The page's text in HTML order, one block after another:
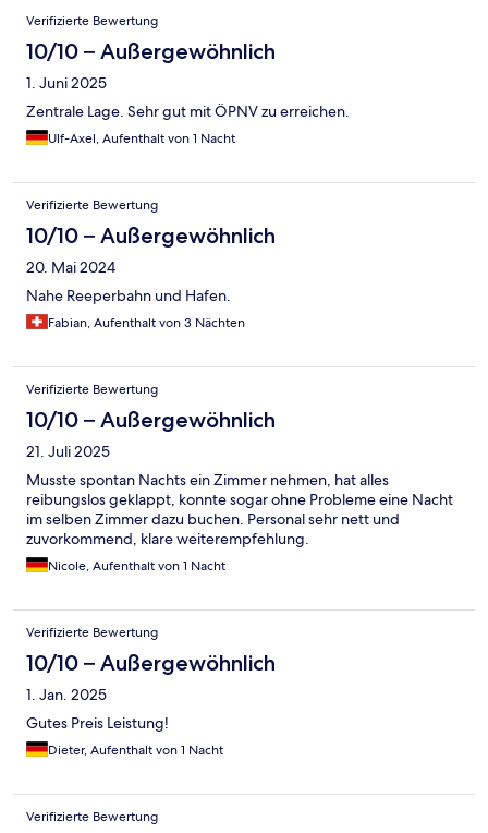
Verifizierte Bewertung
10/10 – Außergewöhnlich
1. Juni 2025
Zentrale Lage. Sehr gut mit ÖPNV zu erreichen.
Ulf-Axel, Aufenthalt von 1 Nacht
Verifizierte Bewertung
10/10 – Außergewöhnlich
20. Mai 2024
Nahe Reeperbahn und Hafen.
Fabian, Aufenthalt von 3 Nächten
Verifizierte Bewertung
10/10 – Außergewöhnlich
21. Juli 2025
Musste spontan Nachts ein Zimmer nehmen, hat alles
reibungslos geklappt, konnte sogar ohne Probleme eine Nacht
im selben Zimmer dazu buchen. Personal sehr nett und
zuvorkommend, klare weiterempfehlung.
Nicole, Aufenthalt von 1 Nacht
Verifizierte Bewertung
10/10 – Außergewöhnlich
1. Jan. 2025
Gutes Preis Leistung!
Dieter, Aufenthalt von 1 Nacht
Verifizierte Bewertung